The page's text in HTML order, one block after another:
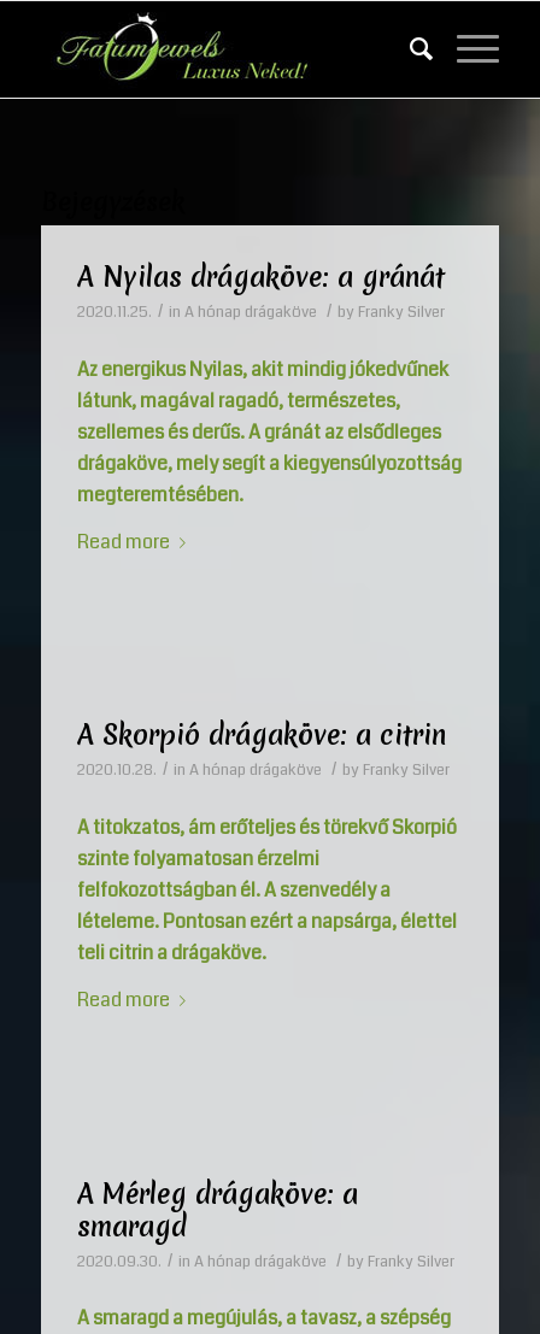
A Nyilas drágaköve: a gránát
2020.11.25. / in A hónap drágaköve / by Franky Silver
Az energikus Nyilas, akit mindig jókedvűnek
látunk, magával ragadó, természetes,
szellemes és derűs. A gránát az elsődleges
drágaköve, mely segít a kiegyensúlyozottság
megteremtésében.
Read more
A Skorpió drágaköve: a citrin
2020.10.28. / in A hónap drágaköve / by Franky Silver
A titokzatos, ám erőteljes és törekvő Skorpió
szinte folyamatosan érzelmi
felfokozottságban él. A szenvedély a
lételeme. Pontosan ezért a napsárga, élettel
teli citrin a drágaköve.
Read more
A Mérleg drágaköve: a
smaragd
2020.09.30. / in A hónap drágaköve / by Franky Silver
A smaragd a megújulás, a tavasz, a szépség